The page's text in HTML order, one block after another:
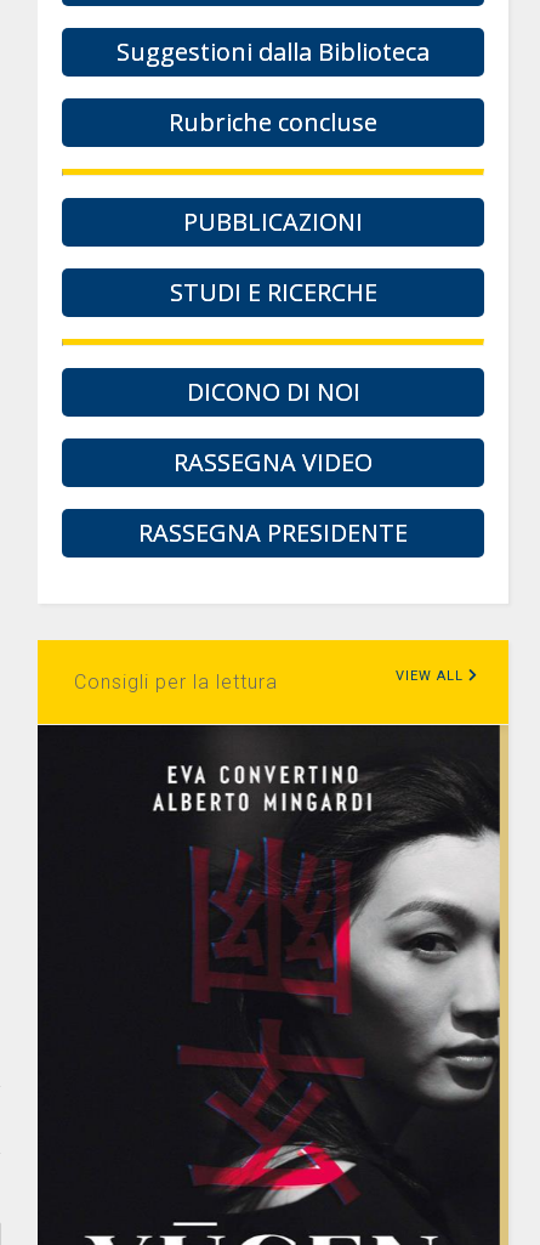
Suggestioni dalla Biblioteca
Rubriche concluse
PUBBLICAZIONI
STUDI E RICERCHE
DICONO DI NOI
RASSEGNA VIDEO
RASSEGNA PRESIDENTE
Consigli per la lettura VIEW ALL